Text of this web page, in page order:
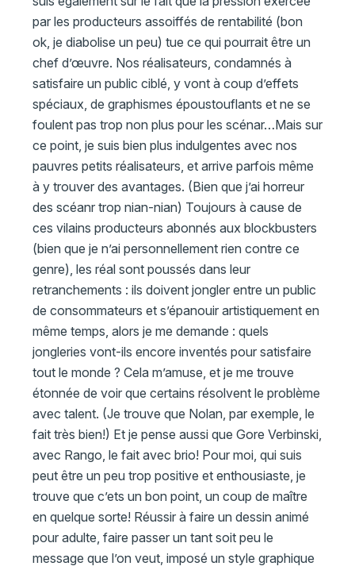
par les producteurs assoiffés de rentabilité (bon
ok, je diabolise un peu) tue ce qui pourrait être un
chef d’œuvre. Nos réalisateurs, condamnés à
satisfaire un public ciblé, y vont à coup d’effets
spéciaux, de graphismes époustouflants et ne se
foulent pas trop non plus pour les scénar…Mais sur
ce point, je suis bien plus indulgentes avec nos
pauvres petits réalisateurs, et arrive parfois même
à y trouver des avantages. (Bien que j’ai horreur
des scéanr trop nian-nian) Toujours à cause de
ces vilains producteurs abonnés aux blockbusters
(bien que je n’ai personnellement rien contre ce
genre), les réal sont poussés dans leur
retranchements : ils doivent jongler entre un public
de consommateurs et s’épanouir artistiquement en
même temps, alors je me demande : quels
jongleries vont-ils encore inventés pour satisfaire
tout le monde ? Cela m’amuse, et je me trouve
étonnée de voir que certains résolvent le problème
avec talent. (Je trouve que Nolan, par exemple, le
fait très bien!) Et je pense aussi que Gore Verbinski,
avec Rango, le fait avec brio! Pour moi, qui suis
peut être un peu trop positive et enthousiaste, je
trouve que c’ets un bon point, un coup de maître
en quelque sorte! Réussir à faire un dessin animé
pour adulte, faire passer un tant soit peu le
message que l’on veut, imposé un style graphique